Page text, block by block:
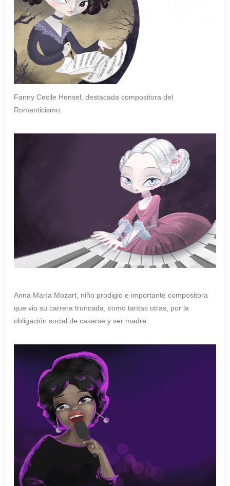
Fanny Cecile Hensel, destacada compositora del
Romanticismo.
Anna María Mozart, niño prodigio e importante compositora
que vio su carrera truncada, como tantas otras, por la
obligación social de casarse y ser madre.